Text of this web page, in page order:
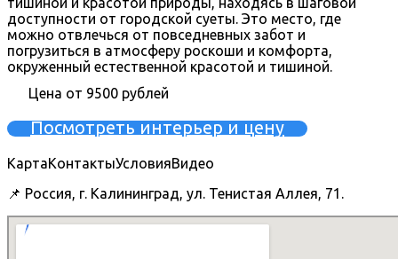
доступности от городской суеты. Это место, где
можно отвлечься от повседневных забот и
погрузиться в атмосферу роскоши и комфорта,
окруженный естественной красотой и тишиной.
Цена от 9500 рублей
Посмотреть интерьер и цену
КартаКонтактыУсловияВидео
📌 Россия, г. Калининград, ул. Тенистая Аллея, 71.